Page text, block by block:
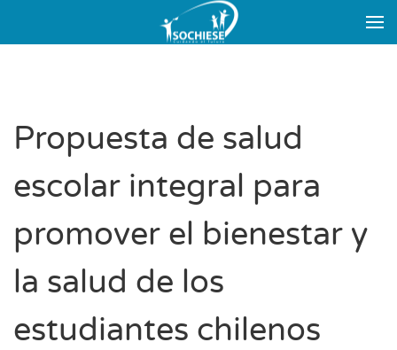
Propuesta de salud
escolar integral para
promover el bienestar y
la salud de los
estudiantes chilenos